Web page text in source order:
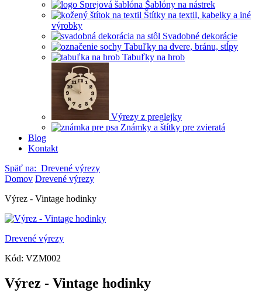
Šablóny na nástrek
Štítky na textil, kabelky a iné
výrobky
Svadobné dekorácie
Tabuľky na dvere, bránu, stĺpy
Tabuľky na hrob
Výrezy z preglejky
Známky a štítky pre zvieratá
Blog
Kontakt
Späť na: Drevené výrezy
Domov Drevené výrezy
Výrez - Vintage hodinky
Drevené výrezy
Kód: VZM002
Výrez - Vintage hodinky